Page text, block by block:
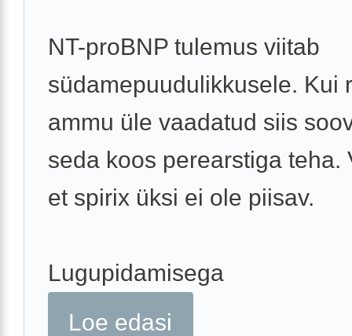
NT-proBNP tulemus viitab
südamepuudulikkusele. Kui
ammu üle vaadatud siis
seda koos perearstiga teha.
et spirix üksi ei ole piisav.
Lugupidamisega
Loe edasi